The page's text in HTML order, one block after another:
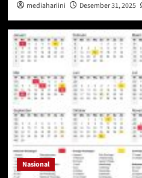
mediahariini Desember 31, 2025
Nasional